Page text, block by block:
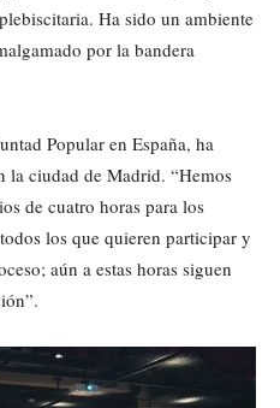
Ha sido un ambiente
por la bandera
Popular en España, ha
la ciudad de Madrid. “Hemos
de cuatro horas para los
los que quieren participar y
aún a estas horas siguen